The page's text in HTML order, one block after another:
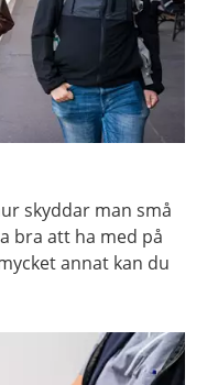
skyddar man små
bra att ha med på
annat kan du